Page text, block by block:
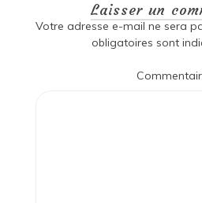
Laisser un
Votre adresse e-mail ne sera
obligatoires sont